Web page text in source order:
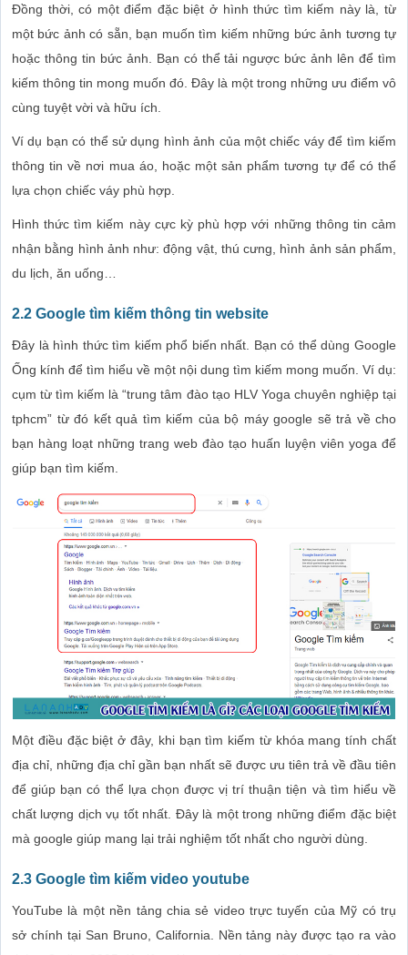
Đồng thời, có một điểm đặc biệt ở hình thức tìm kiếm này là, từ
một bức ảnh có sẵn, bạn muốn tìm kiếm những bức ảnh tương tự
hoặc thông tin bức ảnh. Bạn có thể tải ngược bức ảnh lên để tìm
kiếm thông tin mong muốn đó. Đây là một trong những ưu điểm vô
cùng tuyệt vời và hữu ích.
Ví dụ bạn có thể sử dụng hình ảnh của một chiếc váy để tìm kiếm
thông tin về nơi mua áo, hoặc một sản phẩm tương tự để có thể
lựa chọn chiếc váy phù hợp.
Hình thức tìm kiếm này cực kỳ phù hợp với những thông tin cảm
nhận bằng hình ảnh như: động vật, thú cưng, hình ảnh sản phẩm,
du lịch, ăn uống…
2.2 Google tìm kiếm thông tin website
Đây là hình thức tìm kiếm phổ biến nhất. Bạn có thể dùng Google
Ống kính để tìm hiểu về một nội dung tìm kiếm mong muốn. Ví dụ:
cụm từ tìm kiếm là “trung tâm đào tạo HLV Yoga chuyên nghiệp tại
tphcm” từ đó kết quả tìm kiếm của bộ máy google sẽ trả về cho
bạn hàng loạt những trang web đào tạo huấn luyện viên yoga để
giúp bạn tìm kiếm.
Một điều đặc biệt ở đây, khi bạn tìm kiếm từ khóa mang tính chất
địa chỉ, những địa chỉ gần bạn nhất sẽ được ưu tiên trả về đầu tiên
để giúp bạn có thể lựa chọn được vị trí thuận tiện và tìm hiểu về
chất lượng dịch vụ tốt nhất. Đây là một trong những điểm đặc biệt
mà google giúp mang lại trải nghiệm tốt nhất cho người dùng.
2.3 Google tìm kiếm video youtube
YouTube là một nền tảng chia sẻ video trực tuyến của Mỹ có trụ
sở chính tại San Bruno, California. Nền tảng này được tạo ra vào